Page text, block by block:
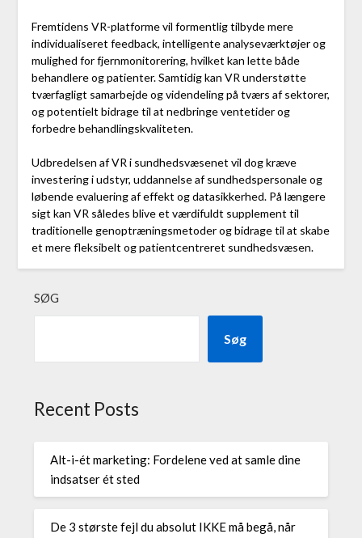
Fremtidens VR-platforme vil formentlig tilbyde mere
individualiseret feedback, intelligente analyseværktøjer og
mulighed for fjernmonitorering, hvilket kan lette både
behandlere og patienter. Samtidig kan VR understøtte
tværfagligt samarbejde og videndeling på tværs af sektorer,
og potentielt bidrage til at nedbringe ventetider og
forbedre behandlingskvaliteten.
Udbredelsen af VR i sundhedsvæsenet vil dog kræve
investering i udstyr, uddannelse af sundhedspersonale og
løbende evaluering af effekt og datasikkerhed. På længere
sigt kan VR således blive et værdifuldt supplement til
traditionelle genoptræningsmetoder og bidrage til at skabe
et mere fleksibelt og patientcentreret sundhedsvæsen.
SØG
Søg
Recent Posts
Alt-i-ét marketing: Fordelene ved at samle dine
indsatser ét sted
De 3 største fejl du absolut IKKE må begå, når